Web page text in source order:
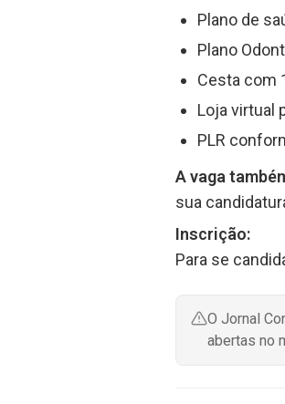
Plano de
Plano
Cesta com
Loja virtual
PLR
A vaga
sua
Inscrição:
Para se
O Jornal
abertas no